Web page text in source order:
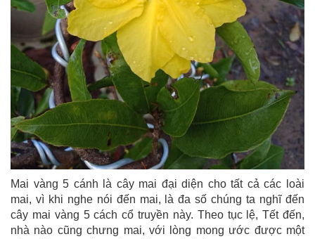
Mai vàng 5 cánh là cây mai đại diện cho tất cả các loài
mai, vì khi nghe nói đến mai, là đa số chúng ta nghĩ đến
cây mai vàng 5 cách cổ truyền này. Theo tục lệ, Tết đến,
nhà nào cũng chưng mai, với lòng mong ước được một